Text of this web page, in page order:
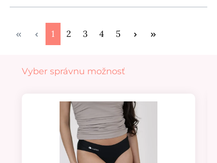
Stránka
1 Stránka
2 Stránka
3 Stránka
4 Stránka
5
Preskočiť galériu produktov
Vyber správnu možnosť